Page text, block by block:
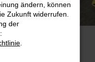
Ort
ändern, können
Zukunft widerrufen.
der